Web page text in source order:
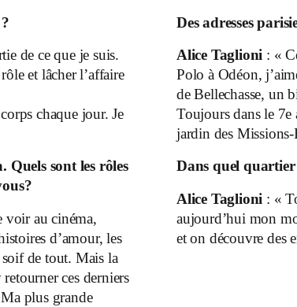
de ce que je suis.
et lâcher l’affaire
chaque jour. Je
Quels sont les rôles
voir au cinéma,
d’amour, les
soif de tout. Mais la
ces derniers
plus grande
Des adresses
Alice Taglioni : «
Polo à Odéon,
de Bellechasse, un
Toujours dans le 7e
jardin des
Dans quel
Alice Taglioni : «
aujourd’hui mon
et on découvre des